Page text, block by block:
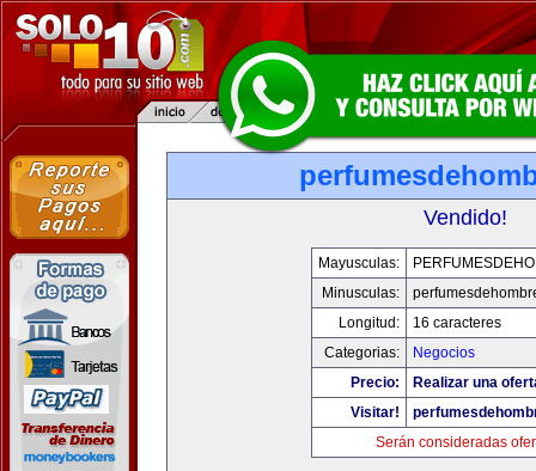
Vendido!
Mayusculas:
Minusculas:
Longitud:
16 caracteres
Categorias:
Negocios
Precio:
Realizar una
Visitar!
Serán consideradas